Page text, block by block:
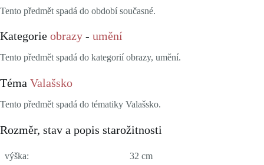
Tento předmět spadá do období současné.
Kategorie obrazy - umění
Tento předmět spadá do kategorií obrazy, umění.
Téma Valašsko
Tento předmět spadá do tématiky Valašsko.
Rozměr, stav a popis starožitnosti
výška:
32 cm